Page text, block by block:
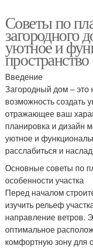
Советы по
загородного
уютное и
пространство
Введение
Загородный дом – это
возможность создать
отражающее ваш
планировка и дизайн
уютное и
расслабиться и
Основные советы по
особенности участка
Перед началом
изучить рельеф
направление ветров.
оптимальное
комфортную зону для